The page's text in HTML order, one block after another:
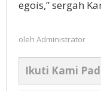
egois,” sergah
oleh Administrator
Ikuti Kami